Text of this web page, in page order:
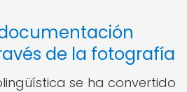
de la fotografía
se ha convertido